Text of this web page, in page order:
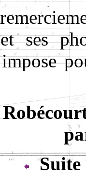
ses
Suite